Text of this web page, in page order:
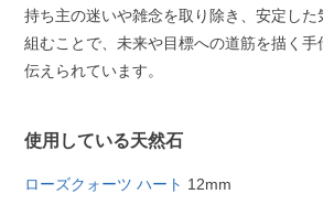
持ち主の迷いや雑念を取り除き、安定した
組むことで、未来や目標への道筋を描く手
伝えられています。
使用している天然石
ローズクォーツ ハート 12mm